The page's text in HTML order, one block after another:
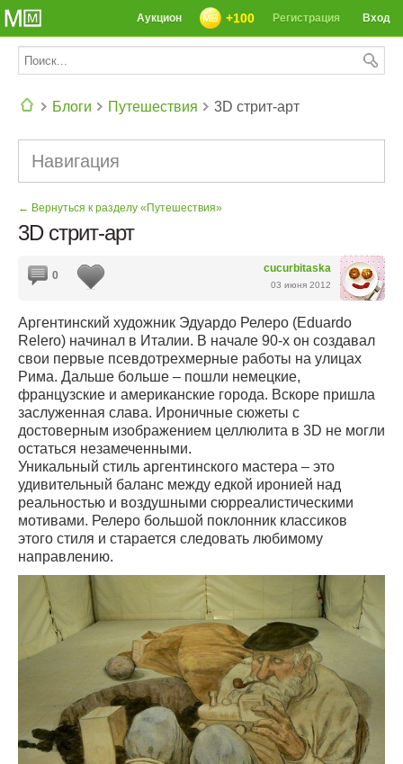
СЕГОДНЯ: 39142 РЕЦЕПТА
Вход
Регистрация
+100
Аукцион
Блоги Путешествия 3D стрит-арт
Навигация
← Вернуться к разделу «Путешествия»
3D стрит-арт
cucurbitaska
03 июня 2012
0
Аргентинский художник Эдуардо Релеро (Eduardo
Relero) начинал в Италии. В начале 90-х он создавал
свои первые псевдотрехмерные работы на улицах
Рима. Дальше больше – пошли немецкие,
французские и американские города. Вскоре пришла
заслуженная слава. Ироничные сюжеты с
достоверным изображением целлюлита в 3D не могли
остаться незамеченными.
Уникальный стиль аргентинского мастера – это
удивительный баланс между едкой иронией над
реальностью и воздушными сюрреалистическими
мотивами. Релеро большой поклонник классиков
этого стиля и старается следовать любимому
направлению.